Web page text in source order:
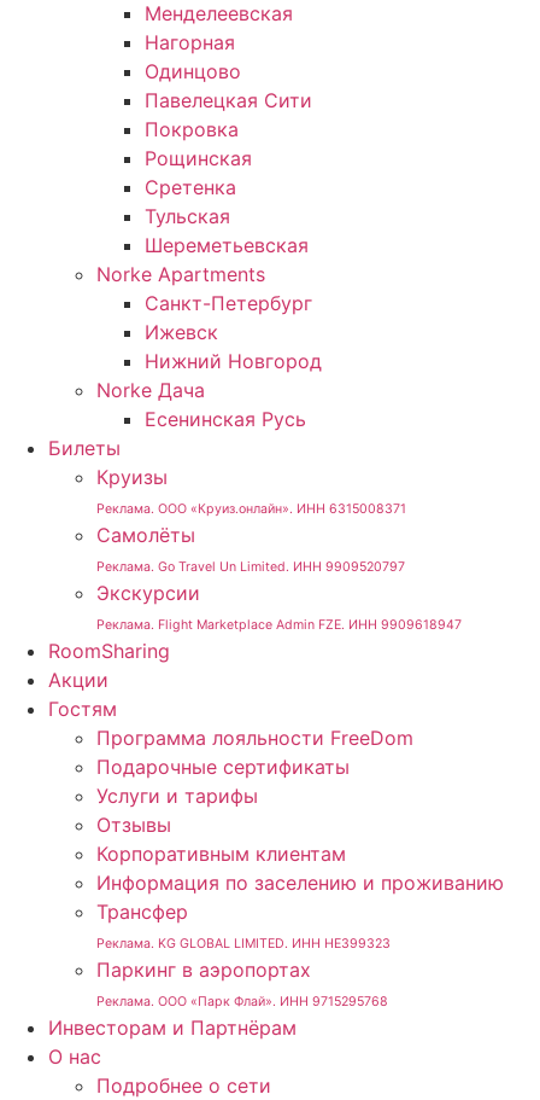
Менделеевская
Нагорная
Одинцово
Павелецкая Сити
Покровка
Рощинская
Сретенка
Тульская
Шереметьевская
Norke Apartments
Санкт-Петербург
Ижевск
Нижний Новгород
Norke Дача
Есенинская Русь
Билеты
Круизы
Реклама. ООО «Круиз.онлайн». ИНН 6315008371
Самолёты
Реклама. Go Travel Un Limited. ИНН 9909520797
Экскурсии
Реклама. Flight Marketplace Admin FZE. ИНН 9909618947
RoomSharing
Акции
Гостям
Программа лояльности FreeDom
Подарочные сертификаты
Услуги и тарифы
Отзывы
Корпоративным клиентам
Информация по заселению и проживанию
Трансфер
Реклама. KG GLOBAL LIMITED. ИНН HE399323
Паркинг в аэропортах
Реклама. ООО «Парк Флай». ИНН 9715295768
Инвесторам и Партнёрам
О нас
Подробнее о сети